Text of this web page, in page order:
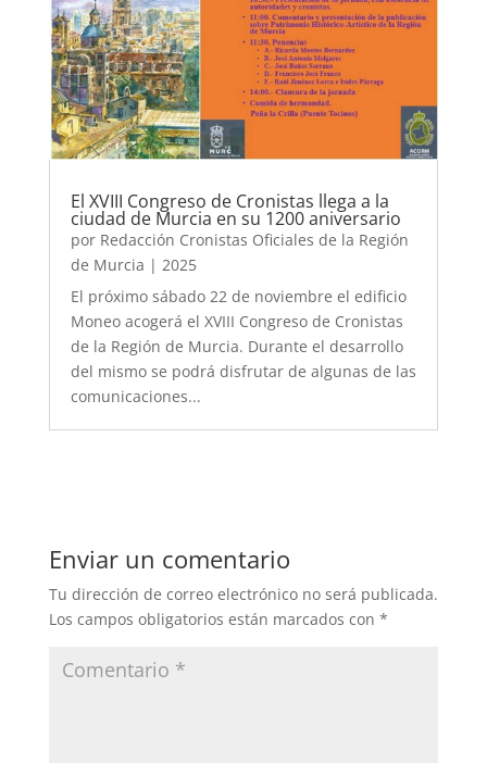
El XVIII Congreso de Cronistas llega a la
ciudad de Murcia en su 1200 aniversario
por Redacción Cronistas Oficiales de la Región
de Murcia | 2025
El próximo sábado 22 de noviembre el edificio
Moneo acogerá el XVIII Congreso de Cronistas
de la Región de Murcia. Durante el desarrollo
del mismo se podrá disfrutar de algunas de las
comunicaciones...
Enviar un comentario
Tu dirección de correo electrónico no será publicada.
Los campos obligatorios están marcados con *